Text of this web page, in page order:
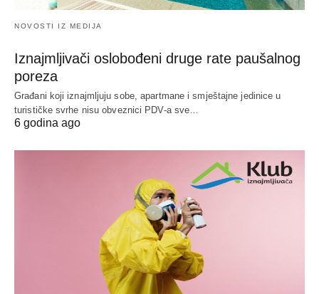
NOVOSTI IZ MEDIJA
Iznajmljivači oslobođeni druge rate paušalnog
poreza
Građani koji iznajmljuju sobe, apartmane i smještajne jedinice u
turističke svrhe nisu obveznici PDV-a sve…
6 godina ago